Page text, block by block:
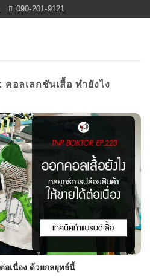
090-201-9121
คอลเลกชันเสื้อ ทำยังไง
อเนื่อง ด้วยกลยุทธ์นี้